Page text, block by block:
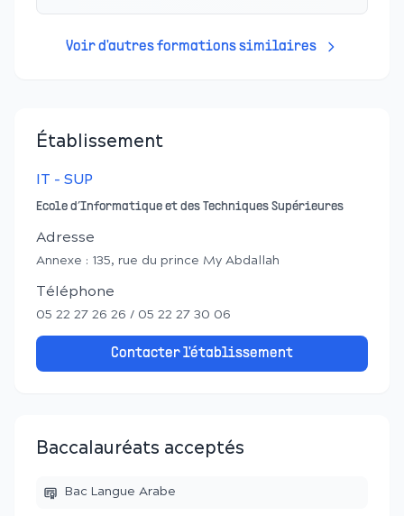
Voir d'autres formations similaires
Établissement
IT - SUP
Ecole d’Informatique et des Techniques Supérieures
Adresse
Annexe : 135, rue du prince My Abdallah
Téléphone
05 22 27 26 26 / 05 22 27 30 06
Contacter l'établissement
Baccalauréats acceptés
Bac Langue Arabe